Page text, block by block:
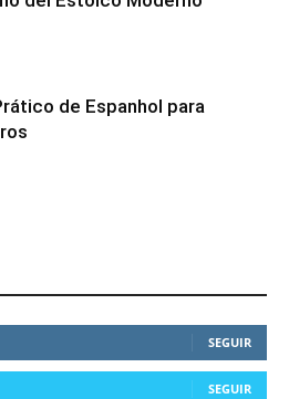
de Espanhol para
SEGUIR
SEGUIR